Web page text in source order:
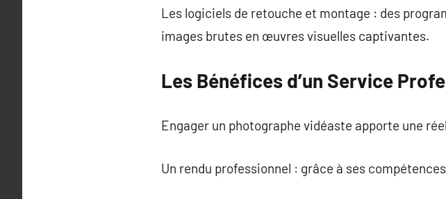
Les logiciels de retouche et montage : des
images brutes en œuvres visuelles captivantes.
Les Bénéfices d’un Service
Engager un photographe vidéaste apporte une
Un rendu professionnel : grâce à ses